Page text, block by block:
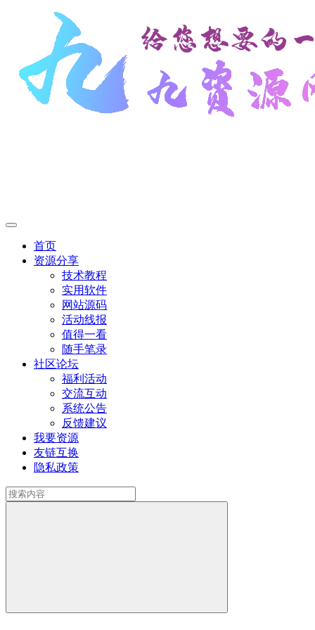
首页
资源分享
技术教程
实用软件
网站源码
活动线报
值得一看
随手笔录
社区论坛
福利活动
交流互动
系统公告
反馈建议
我要资源
友链互换
隐私政策